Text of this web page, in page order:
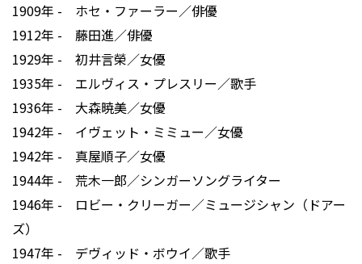
1909年 - ホセ・ファーラー／俳優
1912年 - 藤田進／俳優
1929年 - 初井言榮／女優
1935年 - エルヴィス・プレスリー／歌手
1936年 - 大森暁美／女優
1942年 - イヴェット・ミミュー／女優
1942年 - 真屋順子／女優
1944年 - 荒木一郎／シンガーソングライター
1946年 - ロビー・クリーガー／ミュージシャン（ドアー
ズ）
1947年 - デヴィッド・ボウイ／歌手